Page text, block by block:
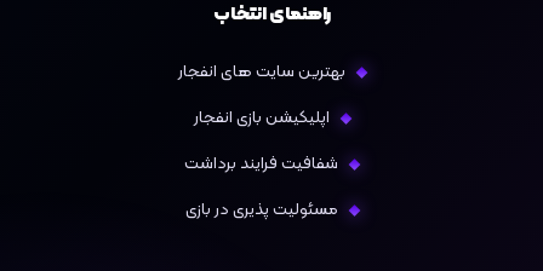
راهنمای انتخاب
بهترین سایت‌ های انفجار
اپلیکیشن بازی انفجار
شفافیت فرایند برداشت
مسئولیت‌ پذیری در بازی